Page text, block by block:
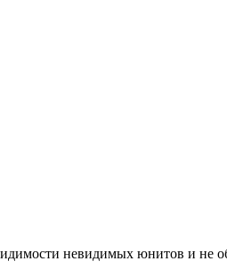
невидимых юнитов и не